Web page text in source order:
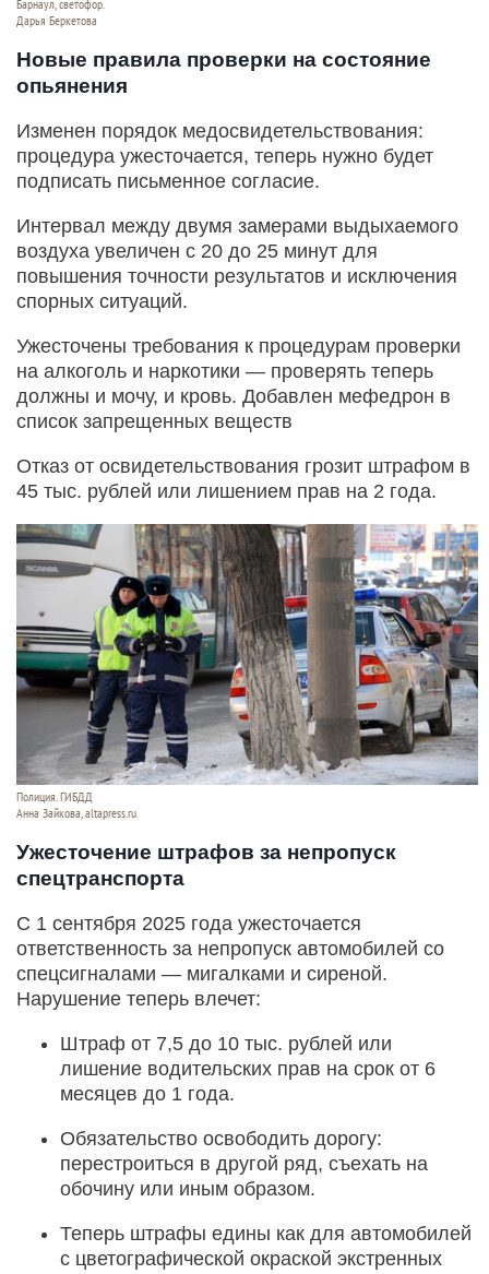
Барнаул, светофор.
Дарья Беркетова
Новые правила проверки на состояние
опьянения
Изменен порядок медосвидетельствования:
процедура ужесточается, теперь нужно будет
подписать письменное согласие.
Интервал между двумя замерами выдыхаемого
воздуха увеличен с 20 до 25 минут для
повышения точности результатов и исключения
спорных ситуаций.
Ужесточены требования к процедурам проверки
на алкоголь и наркотики — проверять теперь
должны и мочу, и кровь. Добавлен мефедрон в
список запрещенных веществ
Отказ от освидетельствования грозит штрафом в
45 тыс. рублей или лишением прав на 2 года.
Полиция. ГИБДД
Анна Зайкова, altapress.ru
Ужесточение штрафов за непропуск
спецтранспорта
С 1 сентября 2025 года ужесточается
ответственность за непропуск автомобилей со
спецсигналами — мигалками и сиреной.
Нарушение теперь влечет:
Штраф от 7,5 до 10 тыс. рублей или
лишение водительских прав на срок от 6
месяцев до 1 года.
Обязательство освободить дорогу:
перестроиться в другой ряд, съехать на
обочину или иным образом.
Теперь штрафы едины как для автомобилей
с цветографической окраской экстренных